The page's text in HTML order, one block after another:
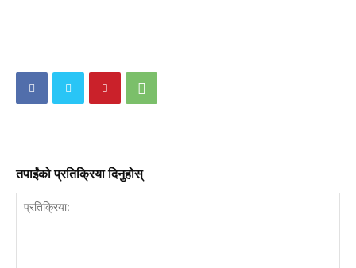
तपाईंको प्रतिक्रिया दिनुहोस्